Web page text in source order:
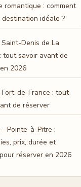
romantique : comment
idéale ?
Denis de La
tout savoir avant de
2026
Fort-de-France : tout
de réserver
Pointe-à-Pitre :
prix, durée et
réserver en 2026